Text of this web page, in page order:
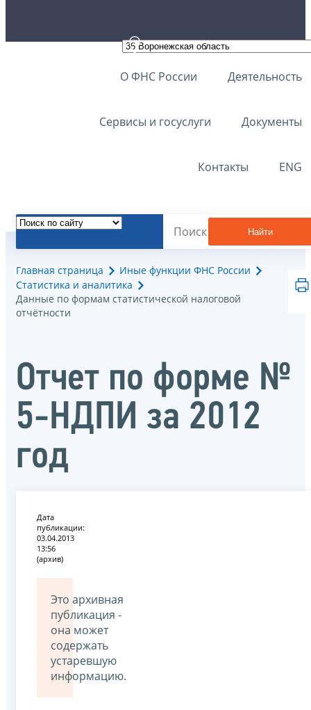
О ФНС России Деятельность
Сервисы и госуслуги Документы
Контакты ENG
Найти
Главная страница
Иные функции ФНС России
Статистика и аналитика
Данные по формам статистической налоговой
отчётности
Отчет по форме №
5-НДПИ за 2012
год
Дата
публикации:
03.04.2013
13:56
(архив)
Это архивная
публикация -
она может
содержать
устаревшую
информацию.